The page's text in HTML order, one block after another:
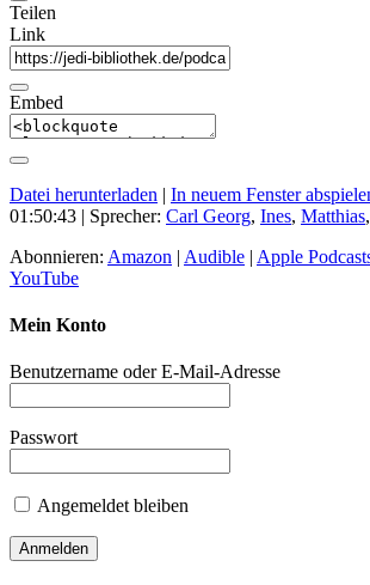
Teilen
Link
Embed
Datei herunterladen | In neuem Fenster
01:50:43 | Sprecher: Carl Georg, Ines, Matthias,
Abonnieren: Amazon | Audible | Apple
YouTube
Mein Konto
Benutzername oder E-Mail-Adresse
Passwort
Angemeldet bleiben